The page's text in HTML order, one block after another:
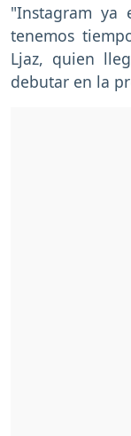
"Instagram ya
tenemos
Ljaz, quien
debutar en la